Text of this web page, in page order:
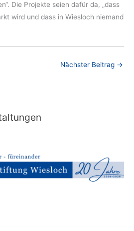
Die Projekte seien dafür da, „dass
wird und dass in Wiesloch niemand
Nächster Beitrag →